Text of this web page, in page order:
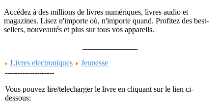
Accédez à des millions de livres numériques, livres audio et
magazines. Lisez n'importe où, n'importe quand. Profitez des best-
sellers, nouveautés et plus sur tous vos appareils.
Livres electroniques
Jeunesse
--------------------
Vous pouvez lire/telecharger le livre en cliquant sur le lien ci-
dessous: